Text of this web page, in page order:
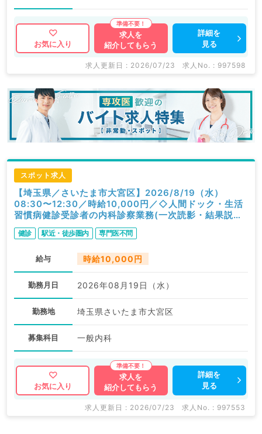
お気に入り
求人を
紹介してもらう
詳細を
見る
求人更新日 : 2026/07/23 求人No. : 997598
スポット求人
【埼玉県／さいたま市大宮区】2026/8/19（水）
08:30〜12:30／時給10,000円／◇人間ドック・生活
習慣病健診受診者の内科診察業務(一次読影・結果説明
含む)◇／内科
健診 駅近・徒歩圏内 専門医不問
給与 時給10,000円
勤務月日 2026年08月19日（水）
勤務地 埼玉県さいたま市大宮区
募集科目 一般内科
お気に入り
求人を
紹介してもらう
詳細を
見る
求人更新日 : 2026/07/23 求人No. : 997553